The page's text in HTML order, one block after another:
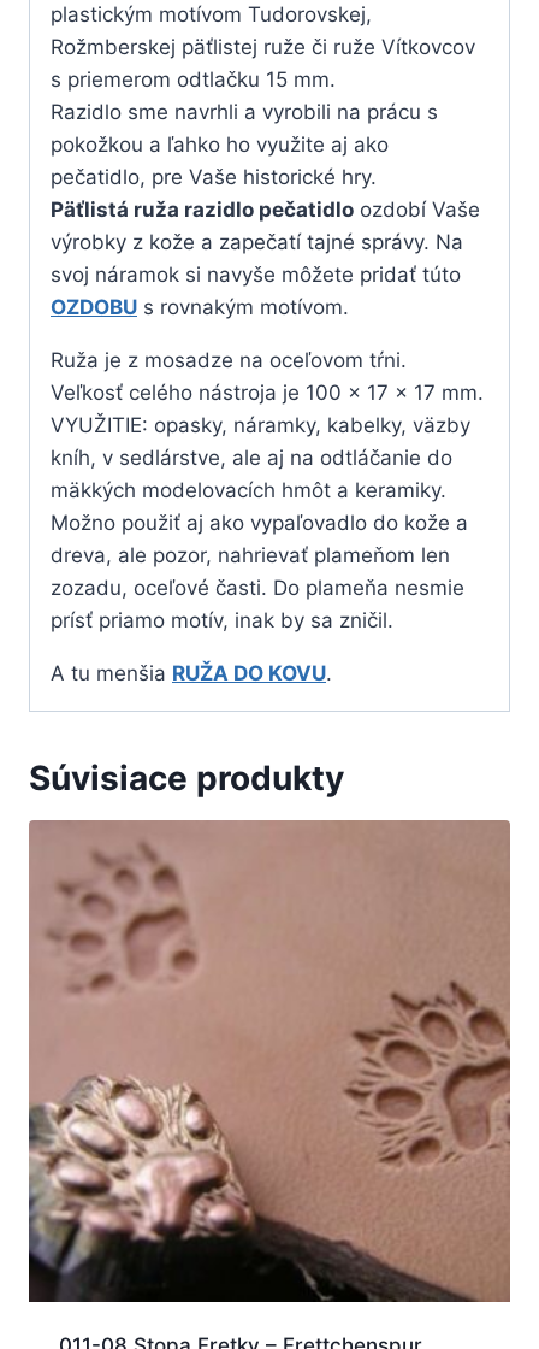
plastickým motívom Tudorovskej,
Rožmberskej päťlistej ruže či ruže Vítkovcov
s priemerom odtlačku 15 mm.
Razidlo sme navrhli a vyrobili na prácu s
pokožkou a ľahko ho využite aj ako
pečatidlo, pre Vaše historické hry.
Päťlistá ruža razidlo pečatidlo ozdobí Vaše
výrobky z kože a zapečatí tajné správy. Na
svoj náramok si navyše môžete pridať túto
OZDOBU s rovnakým motívom.
Ruža je z mosadze na oceľovom tŕni.
Veľkosť celého nástroja je 100 x 17 x 17 mm.
VYUŽITIE: opasky, náramky, kabelky, väzby
kníh, v sedlárstve, ale aj na odtláčanie do
mäkkých modelovacích hmôt a keramiky.
Možno použiť aj ako vypaľovadlo do kože a
dreva, ale pozor, nahrievať plameňom len
zozadu, oceľové časti. Do plameňa nesmie
prísť priamo motív, inak by sa zničil.
A tu menšia RUŽA DO KOVU.
Súvisiace produkty